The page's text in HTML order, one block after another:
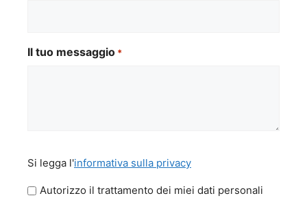
Il tuo messaggio *
legga
l'informativa
Si legga l'informativa sulla privacy
Autorizzo il trattamento dei miei dati personali